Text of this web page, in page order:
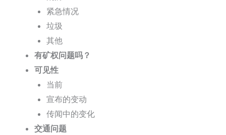
紧急情况
垃圾
其他
有矿权问题吗？
可见性
当前
宣布的变动
传闻中的变化
交通问题